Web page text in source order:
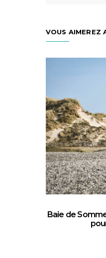
VOUS AIMEREZ
Baie de